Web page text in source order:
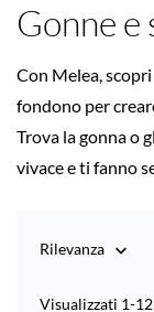
Gonne e
Con Melea,
fondono per
Trova la gonna o
vivace e ti fanno
Rilevanza 
Visualizzati 1-